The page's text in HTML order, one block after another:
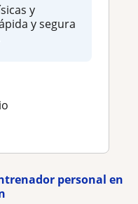
y
y segura
personal en